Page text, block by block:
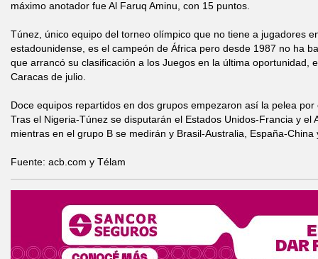
máximo anotador fue Al Faruq Aminu, con 15 puntos.
Túnez, único equipo del torneo olímpico que no tiene a jugadores
estadounidense, es el campeón de África pero desde 1987 no ha
que arrancó su clasificación a los Juegos en la última oportunidad,
Caracas de julio.
Doce equipos repartidos en dos grupos empezaron así la pelea
Tras el Nigeria-Túnez se disputarán el Estados Unidos-Francia y el
mientras en el grupo B se medirán y Brasil-Australia, España-
Fuente: acb.com y Télam